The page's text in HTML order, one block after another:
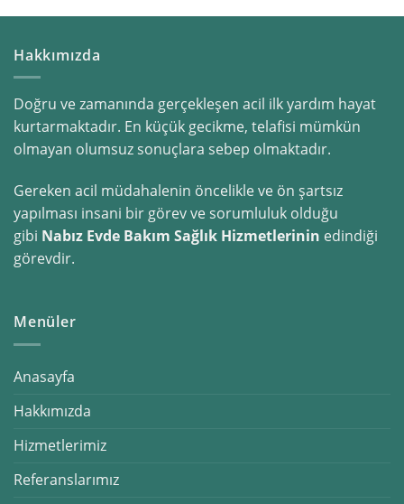
Hakkımızda
Doğru ve zamanında gerçekleşen acil ilk yardım hayat
kurtarmaktadır. En küçük gecikme, telafisi mümkün
olmayan olumsuz sonuçlara sebep olmaktadır.
Gereken acil müdahalenin öncelikle ve ön şartsız
yapılması insani bir görev ve sorumluluk olduğu
gibi Nabız Evde Bakım Sağlık Hizmetlerinin edindiği
görevdir.
Menüler
Anasayfa
Hakkımızda
Hizmetlerimiz
Referanslarımız